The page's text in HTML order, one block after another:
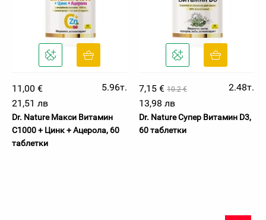
11,00 €
5.96т.
21,51 лв
Dr. Nature Макси Витамин
С1000 + Цинк + Ацерола, 60
таблетки
7,15 € 10.2 €
2.48т.
13,98 лв
Dr. Nature Супер Витамин D3,
60 таблетки